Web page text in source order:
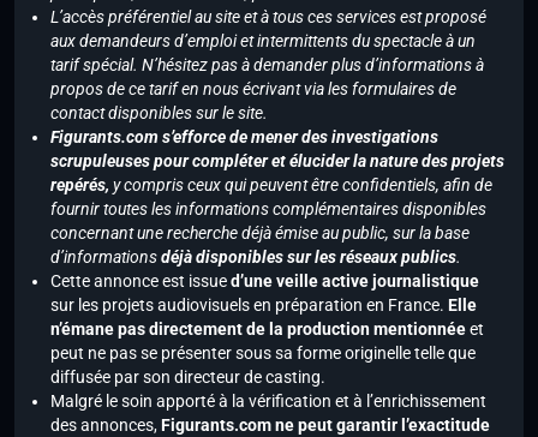
L’accès préférentiel au site et à tous ces services est proposé
aux demandeurs d’emploi et intermittents du spectacle à un
tarif spécial. N’hésitez pas à demander plus d’informations à
propos de ce tarif en nous écrivant via les formulaires de
contact disponibles sur le site.
Figurants.com s’efforce de mener des investigations
scrupuleuses pour compléter et élucider la nature des projets
repérés, y compris ceux qui peuvent être confidentiels, afin de
fournir toutes les informations complémentaires disponibles
concernant une recherche déjà émise au public, sur la base
d’informationsdéjà disponibles sur les réseaux publics.
Cette annonce est issued’une veille active journalistique
sur les projets audiovisuels en préparation en France. Elle
n’émane pas directement de la production mentionnéeet
peut ne pas se présenter sous sa forme originelle telle que
diffusée par son directeur de casting.
Malgré le soin apporté à la vérification et à l’enrichissement
des annonces,Figurants.com ne peut garantir l’exactitude